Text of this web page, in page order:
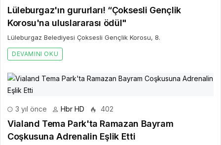
Lüleburgaz'ın gururları! “Çoksesli Gençlik
Korosu'na uluslararası ödül"
Lüleburgaz Belediyesi Çoksesli Gençlik Korosu, 8.
DEVAMINI OKU
3 yıl önce Hbr HD 402
Vialand Tema Park'ta Ramazan Bayram
Coşkusuna Adrenalin Eşlik Etti